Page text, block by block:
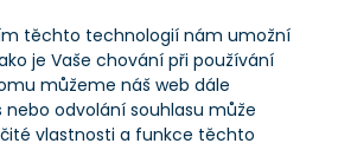
těchto technologií nám umožní
je Vaše chování při používání
můžeme náš web dále
nebo odvolání souhlasu může
vlastnosti a funkce těchto
sami na konci
Air Bank již dříve